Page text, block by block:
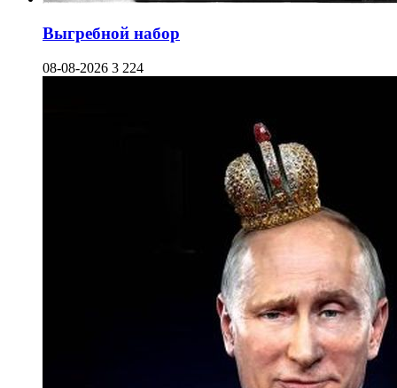
Выгребной набор
08-08-2026 3 224